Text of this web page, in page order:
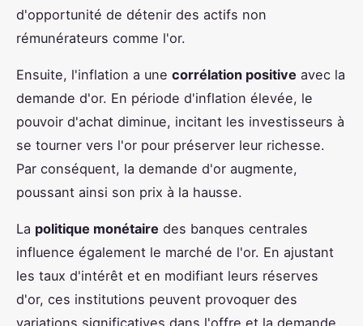
d'opportunité de détenir des actifs non
rémunérateurs comme l'or.
Ensuite, l'inflation a une corrélation positive avec la
demande d'or. En période d'inflation élevée, le
pouvoir d'achat diminue, incitant les investisseurs à
se tourner vers l'or pour préserver leur richesse.
Par conséquent, la demande d'or augmente,
poussant ainsi son prix à la hausse.
La politique monétaire des banques centrales
influence également le marché de l'or. En ajustant
les taux d'intérêt et en modifiant leurs réserves
d'or, ces institutions peuvent provoquer des
variations significatives dans l'offre et la demande.